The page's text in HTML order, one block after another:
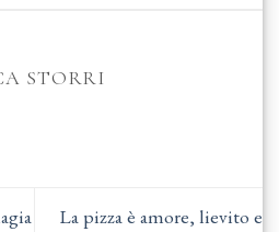
STORRI
La pizza è amore, lievito e